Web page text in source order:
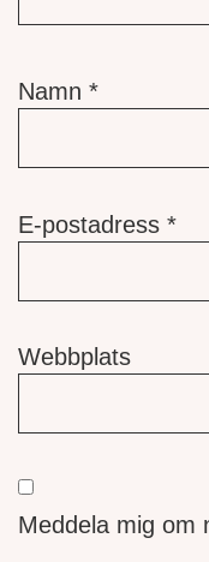
Namn *
E-postadress *
Webbplats
Meddela mig om